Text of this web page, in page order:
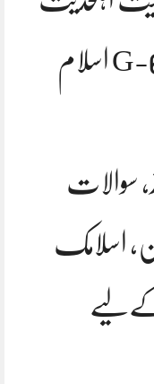
و اہلحدیث یو تھ فورس سیکٹر G-6 اسلام
سوالات
اسلامک
کےلیے